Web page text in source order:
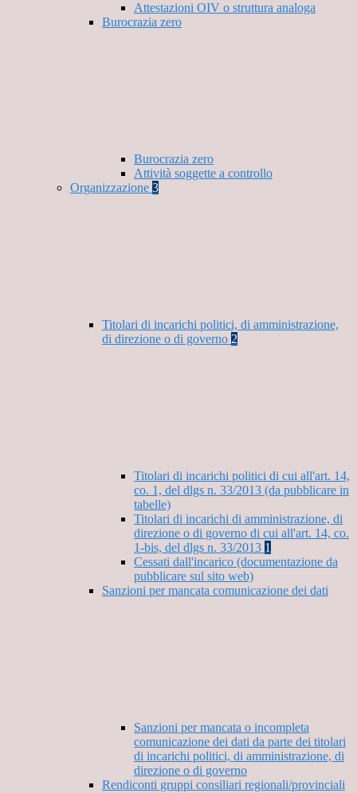
Attestazioni OIV o struttura analoga
Burocrazia zero
Burocrazia zero
Attività soggette a controllo
Organizzazione 3
Titolari di incarichi politici, di amministrazione,
di direzione o di governo 2
Titolari di incarichi politici di cui all'art. 14,
co. 1, del dlgs n. 33/2013 (da pubblicare in
tabelle)
Titolari di incarichi di amministrazione, di
direzione o di governo di cui all'art. 14, co.
1-bis, del dlgs n. 33/2013 1
Cessati dall'incarico (documentazione da
pubblicare sul sito web)
Sanzioni per mancata comunicazione dei dati
Sanzioni per mancata o incompleta
comunicazione dei dati da parte dei titolari
di incarichi politici, di amministrazione, di
direzione o di governo
Rendiconti gruppi consiliari regionali/provinciali